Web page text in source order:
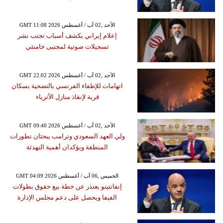
GMT 11:08 2026 الأحد ,02 آب / أغسطس
إعلام إيراني يكشف أسباب تجنب نشر
تسجيلات صوتية لمجتبى خامنئي
GMT 22:02 2026 الأحد ,02 آب / أغسطس
اتهامات للإطفاء الفرنسي بالتضحية بسكان
قرية لإنقاذ منازل الأثرياء
GMT 09:40 2026 الأحد ,02 آب / أغسطس
ولي العهد السعودي وترامب يبحثان تطورات
المنطقة ويؤكدان أهمية التهدئة
GMT 04:09 2026 الخميس ,06 آب / أغسطس
إنفانتينو يعتذر عن خطة بيع حقوق بطولات
الفيفا ويحصل على دعم مجلس الإدارة